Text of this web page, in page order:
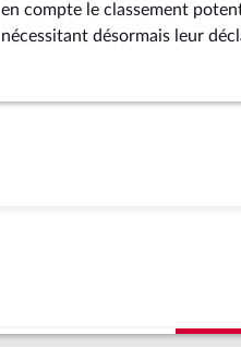
en compte le classement
nécessitant désormais leur